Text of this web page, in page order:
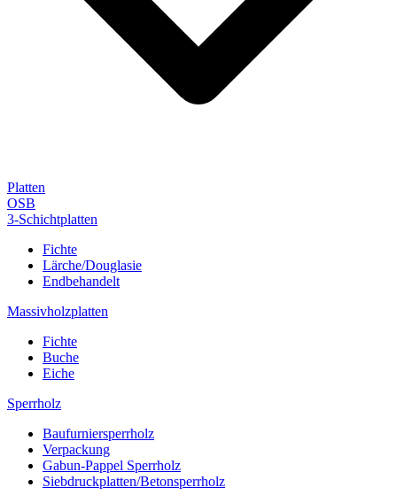
Platten
OSB
3-Schichtplatten
Fichte
Lärche/Douglasie
Endbehandelt
Massivholzplatten
Fichte
Buche
Eiche
Sperrholz
Baufurniersperrholz
Verpackung
Gabun-Pappel Sperrholz
Siebdruckplatten/Betonsperrholz